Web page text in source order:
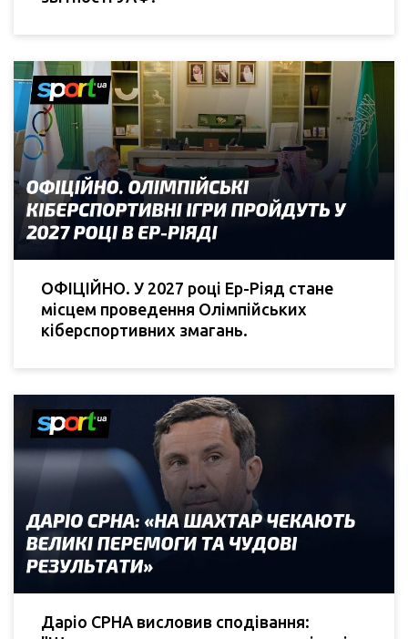
ОФІЦІЙНО. У 2027 році Ер-Ріяд стане
місцем проведення Олімпійських
кіберспортивних змагань.
Даріо СРНА висловив сподівання: